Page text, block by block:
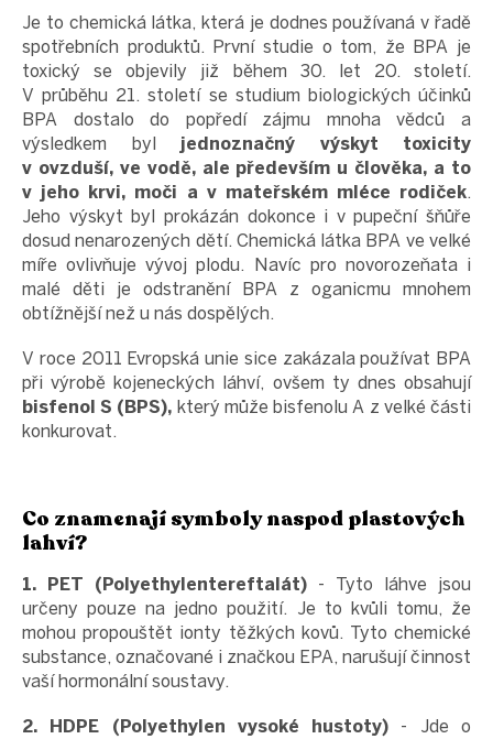
Je to chemická látka, která je dodnes používaná v řadě
spotřebních produktů. První studie o tom, že BPA je
toxický se objevily již během 30. let 20. století.
V průběhu 21. století se studium biologických účinků
BPA dostalo do popředí zájmu mnoha vědců a
výsledkem byl jednoznačný výskyt toxicity
v ovzduší, ve vodě, ale především u člověka, a to
v jeho krvi, moči a v mateřském mléce rodiček.
Jeho výskyt byl prokázán dokonce i v pupeční šňůře
dosud nenarozených dětí. Chemická látka BPA ve velké
míře ovlivňuje vývoj plodu. Navíc pro novorozeňata i
malé děti je odstranění BPA z oganicmu mnohem
obtížnější než u nás dospělých.
V roce 2011 Evropská unie sice zakázala používat BPA
při výrobě kojeneckých láhví, ovšem ty dnes obsahují
bisfenol S (BPS), který může bisfenolu A z velké části
konkurovat.
Co znamenají symboly naspod plastových
lahví?
1. PET (Polyethylentereftalát) - Tyto láhve jsou
určeny pouze na jedno použití. Je to kvůli tomu, že
mohou propouštět ionty těžkých kovů. Tyto chemické
substance, označované i značkou EPA, narušují činnost
vaší hormonální soustavy.
2. HDPE (Polyethylen vysoké hustoty) - Jde o